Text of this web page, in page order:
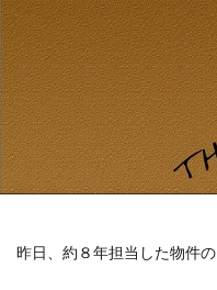
昨日、約８年担当した物件の